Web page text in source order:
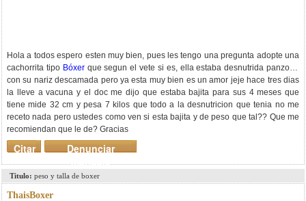
Hola a todos espero esten muy bien, pues les tengo una pregunta adopte una
cachorrita tipo Bóxerque segun el vete si es, ella estaba desnutrida panzona
con su nariz descamada pero ya esta muy bien es un amor jeje hace tres dias
la lleve a vacuna y el doc me dijo que estaba bajita para sus 4 meses que
tiene mide 32 cm y pesa 7 kilos que todo a la desnutricion que tenia no me
receto nada pero ustedes como ven si esta bajita y de peso que tal?? Que me
recomiendan que le de? Gracias
Denunciar
mensaje
Citar
Titulo: peso y talla de boxer
ThaisBoxer